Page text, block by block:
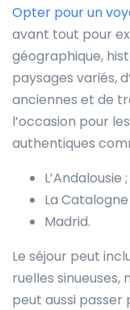
Opter pour un
avant tout pour
géographique,
paysages variés,
anciennes et de
l’occasion pour
authentiques
L’Andalousie ;
La Catalogne
Madrid.
Le séjour peut
ruelles
peut aussi